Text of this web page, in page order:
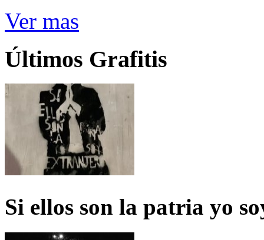
Ver mas
Últimos Grafitis
Si ellos son la patria yo